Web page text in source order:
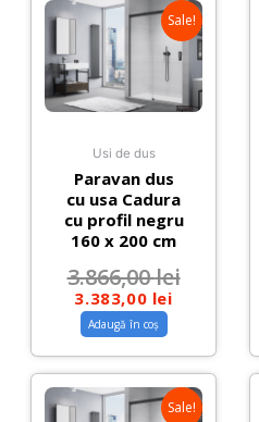
Sale!
Usi de dus
Paravan dus
cu usa Cadura
cu profil negru
160 x 200 cm
3.866,00lei
3.383,00 lei
Adaugă în coș
Sale!